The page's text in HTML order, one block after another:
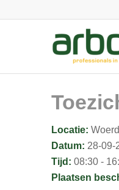
Locatie:
Datum: 28-09-
Tijd: 08:30 -
Plaatsen